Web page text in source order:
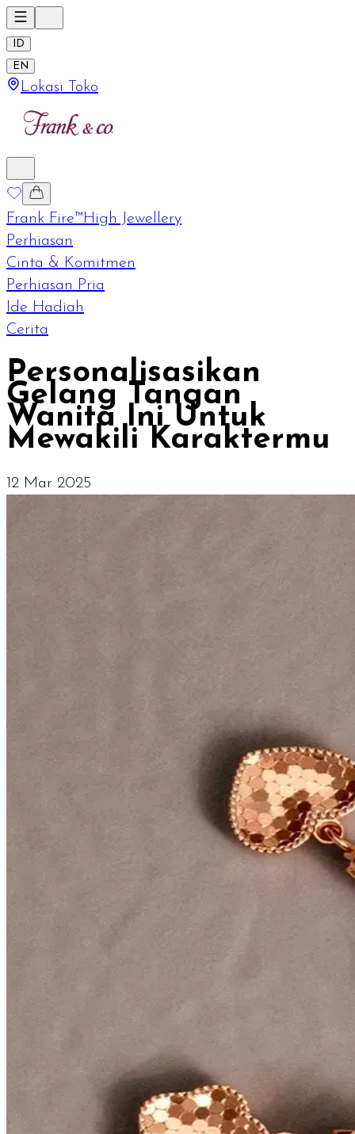
ID
EN
Lokasi Toko
Frank Fire™High Jewellery
Perhiasan
Cinta & Komitmen
Perhiasan Pria
Ide Hadiah
Cerita
Personalisasikan
Gelang Tangan
Wanita Ini Untuk
Mewakili Karaktermu
12 Mar 2025